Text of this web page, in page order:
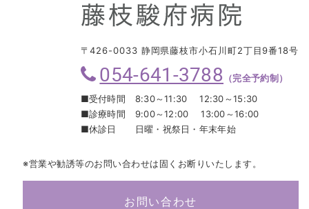
〒426-0033 静岡県藤枝市小石川町2丁目9番18号
054-641-3788
（完全予約制）
■受付時間
8:30～11:30 12:30～15:30
■診療時間
9:00～12:00 13:00～16:00
■休診日
日曜・祝祭日・年末年始
※営業や勧誘等のお問い合わせは固くお断りいたします。
お問い合わせ